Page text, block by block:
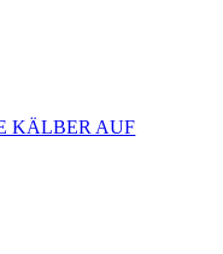
KÄLBER AUF